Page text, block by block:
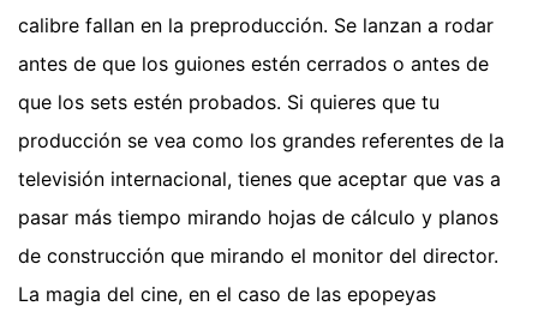
calibre fallan en la preproducción. Se lanzan a rodar
antes de que los guiones estén cerrados o antes de
que los sets estén probados. Si quieres que tu
producción se vea como los grandes referentes de la
televisión internacional, tienes que aceptar que vas a
pasar más tiempo mirando hojas de cálculo y planos
de construcción que mirando el monitor del director.
La magia del cine, en el caso de las epopeyas